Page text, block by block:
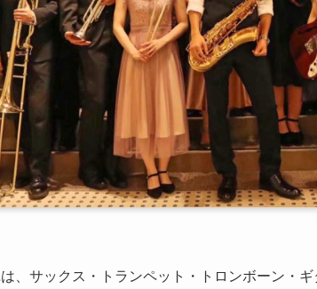
、サックス・トランペット・トロンボーン・